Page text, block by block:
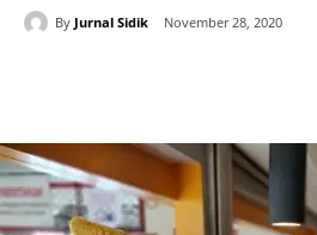
By Jurnal Sidik November 28, 2020